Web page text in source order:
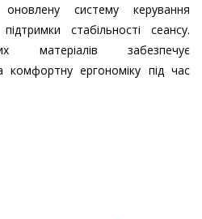
систему керування
стабільності сеансу.
матеріалів забезпечує
комфортну ергономіку під час